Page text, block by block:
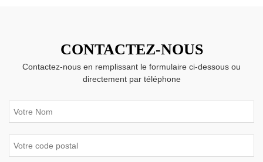
CONTACTEZ-NOUS
Contactez-nous en remplissant le formulaire ci-dessous ou
directement par téléphone